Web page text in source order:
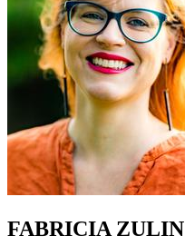
FABRICIA ZULIN